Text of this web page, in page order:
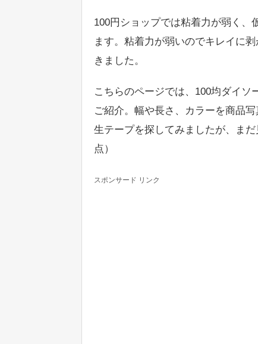
100円ショップでは粘着力が弱く、
ます。粘着力が弱いのでキレイに
きました。
こちらのページでは、100均ダイ
ご紹介。幅や長さ、カラーを商品
生テープを探してみましたが、ま
点）
スポンサード リンク